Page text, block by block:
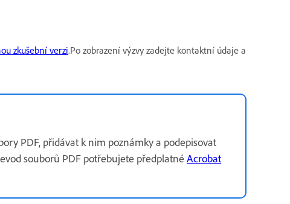
zkušební verzi.Po zobrazení výzvy zadejte kontaktní údaje a
PDF, přidávat k nim poznámky a podepisovat
souborů PDF potřebujete předplatné Acrobat